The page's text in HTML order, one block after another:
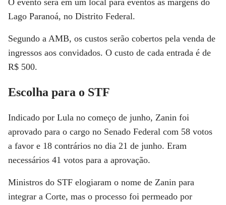
O evento será em um local para eventos às margens do
Lago Paranoá, no Distrito Federal.
Segundo a AMB, os custos serão cobertos pela venda de
ingressos aos convidados. O custo de cada entrada é de
R$ 500.
Escolha para o STF
Indicado por Lula no começo de junho, Zanin foi
aprovado para o cargo no Senado Federal com 58 votos
a favor e 18 contrários no dia 21 de junho. Eram
necessários 41 votos para a aprovação.
Ministros do STF elogiaram o nome de Zanin para
integrar a Corte, mas o processo foi permeado por